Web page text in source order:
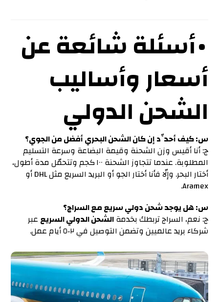
• أسئلة شائعة عن
أسعار وأساليب
الشحن الدولي
س: كيف أحدِّد إن كان الشحن البحري أفضل من الجوي؟
ج: أنا أقيس وزن الشحنة وقيمة البضاعة وسرعة التسليم
المطلوبة. عندما تتجاوز الشحنة ١٠٠ كجم وتتحمّل مدة أطول،
أختار البحر. وإلّا فأنا أختار الجو أو البريد السريع مثل DHL أو
Aramex.
س: هل يوجد شحن دولي سريع مع السراج؟
ج: نعم، السراج تربطك بخدمةالشحن الدولي السريع عبر
شركاء بريد عالميين وتضمن التوصيل في ٢‑٥ أيام عمل.